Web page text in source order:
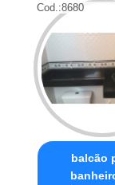
Cod.:8680
balcão